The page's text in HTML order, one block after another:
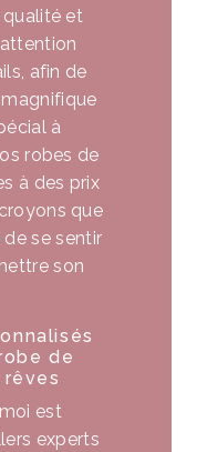
qualité et
afin de
à
robes de
à des prix
que
se sentir
son
de
est
experts